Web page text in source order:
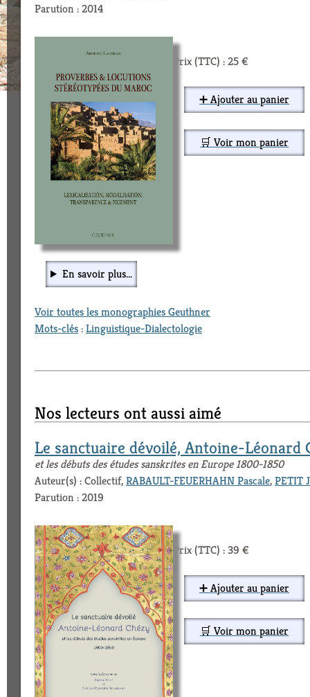
Parution : 2014
Prix (TTC) : 25 €
➕ Ajouter au panier
🛒 Voir mon panier
En savoir plus...
Voir toutes les monographies Geuthner
Mots-clés:Linguistique-Dialectologie
Nos lecteurs ont aussi aimé
Le sanctuaire dévoilé, Antoine-Léonard
et les débuts des études sanskrites en Europe 1800-1850
Auteur(s) : Collectif,RABAULT-FEUERHAHN Pascale,PETIT
Parution : 2019
Prix (TTC) : 39 €
➕ Ajouter au panier
🛒 Voir mon panier